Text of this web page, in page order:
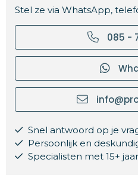
Stel ze via WhatsApp,
085 -
Snel antwoord op je
Persoonlijk en
Specialisten met 15+